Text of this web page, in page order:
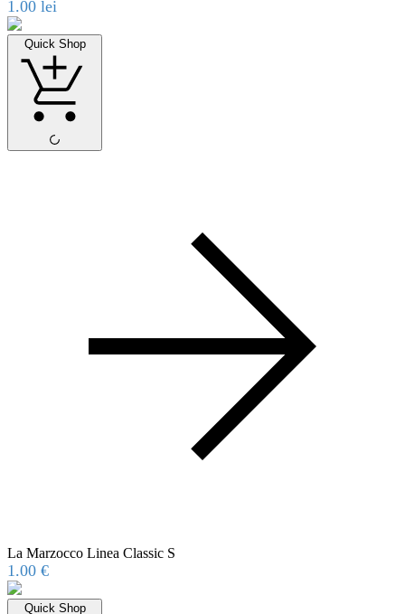
1.00 lei
Quick Shop
La Marzocco Linea Classic S
1.00 €
Quick Shop